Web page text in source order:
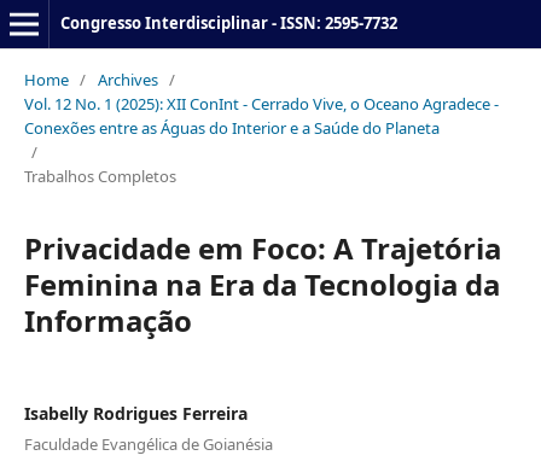
Congresso Interdisciplinar - ISSN: 2595-7732
Home / Archives /
Vol. 12 No. 1 (2025): XII ConInt - Cerrado Vive, o Oceano Agradece -
Conexões entre as Águas do Interior e a Saúde do Planeta
/
Trabalhos Completos
Privacidade em Foco: A Trajetória
Feminina na Era da Tecnologia da
Informação
Isabelly Rodrigues Ferreira
Faculdade Evangélica de Goianésia